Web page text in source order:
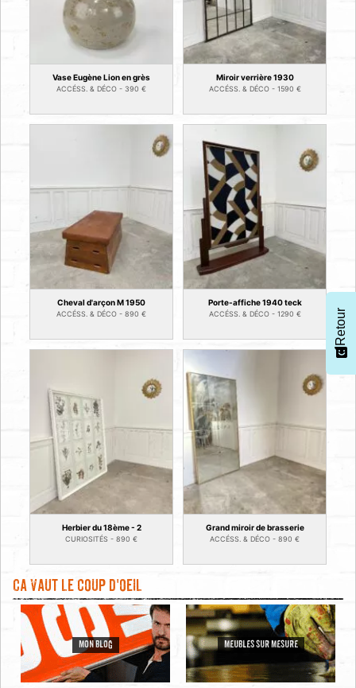
Vase Eugène Lion en grès
ACCÉSS. & DÉCO - 390 €
Miroir verrière 1930
ACCÉSS. & DÉCO - 1590 €
Cheval d'arçon M 1950
ACCÉSS. & DÉCO - 890 €
Porte-affiche 1940 teck
ACCÉSS. & DÉCO - 1290 €
Herbier du 18ème - 2
CURIOSITÉS - 890 €
Grand miroir de brasserie
ACCÉSS. & DÉCO - 890 €
Ca vaut le coup d'oeil
MON BLOG MEUBLES SUR MESURE
Retour